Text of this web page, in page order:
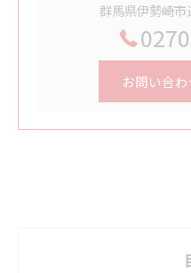
群馬県伊勢崎市
お問い合